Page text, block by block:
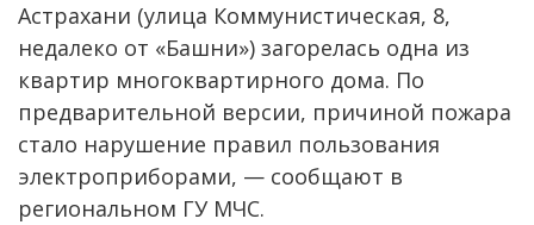
Астрахани (улица Коммунистическая, 8,
недалеко от «Башни») загорелась одна из
квартир многоквартирного дома. По
предварительной версии, причиной пожара
стало нарушение правил пользования
электроприборами, — сообщают в
региональном ГУ МЧС.